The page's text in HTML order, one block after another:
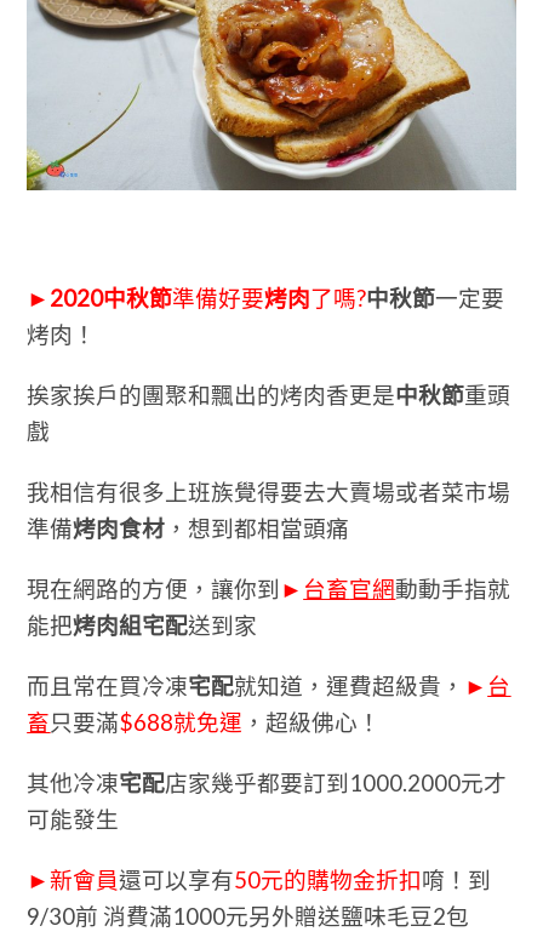
►2020中秋節準備好要烤肉了嗎?中秋節一定要
烤肉！
挨家挨戶的團聚和飄出的烤肉香更是中秋節重頭
戲
我相信有很多上班族覺得要去大賣場或者菜市場
準備烤肉食材 ，想到都相當頭痛
現在網路的方便，讓你到 ► 台畜官網動動手指就
能把烤肉組宅配送到家
而且常在買冷凍宅配就知道，運費超級貴， ► 台
畜只要滿$688就免運 ，超級佛心！
其他冷凍宅配店家幾乎都要訂到1000.2000元才
可能發生
►新會員還可以享有50元的購物金折扣唷！到
9/30前 消費滿1000元另外贈送鹽味毛豆2包